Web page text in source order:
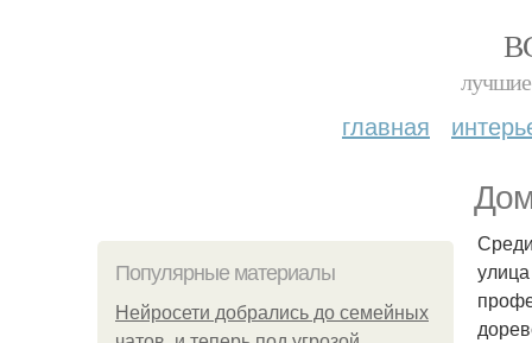
лучшие
главная
Популярные материалы
Нейросети добрались до семейных